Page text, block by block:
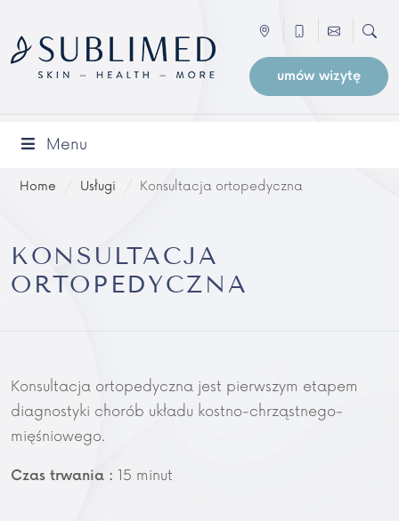
umów wizytę
Menu
Home Usługi Konsultacja ortopedyczna
KONSULTACJA
ORTOPEDYCZNA
Konsultacja ortopedyczna jest pierwszym etapem
diagnostyki chorób układu kostno-chrząstnego-
mięśniowego.
Czas trwania : 15 minut